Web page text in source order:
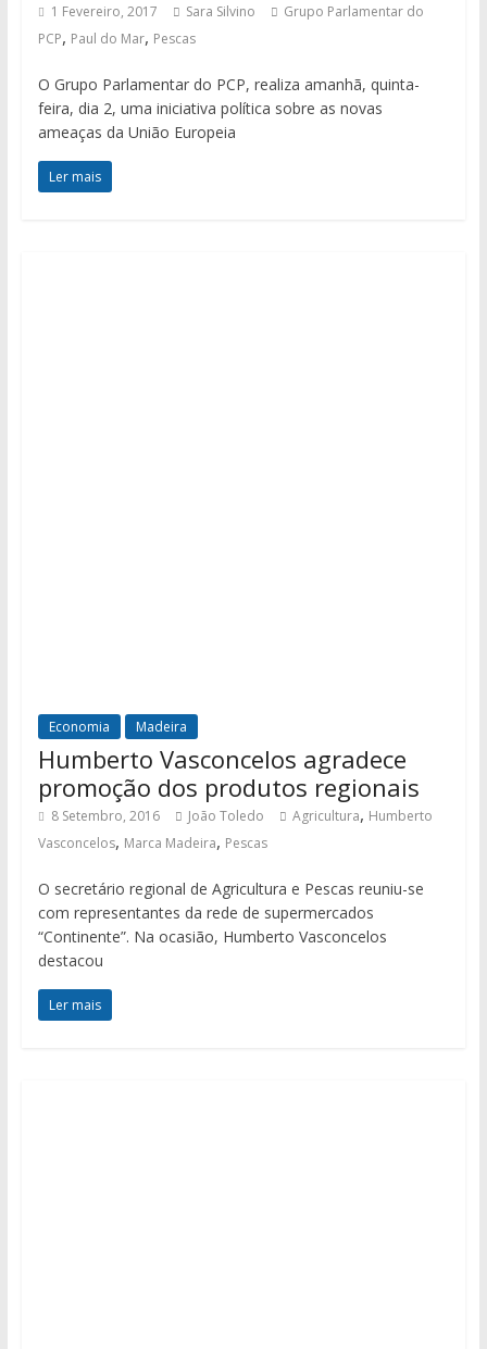
1 Fevereiro, 2017 Sara Silvino
Grupo Parlamentar do
PCP, Paul do Mar, Pescas
O Grupo Parlamentar do PCP, realiza amanhã, quinta-
feira, dia 2, uma iniciativa política sobre as novas
ameaças da União Europeia
Ler mais
Economia Madeira
Humberto Vasconcelos agradece
promoção dos produtos regionais
8 Setembro, 2016 João Toledo Agricultura, Humberto
Vasconcelos, Marca Madeira, Pescas
O secretário regional de Agricultura e Pescas reuniu-se
com representantes da rede de supermercados
“Continente”. Na ocasião, Humberto Vasconcelos
destacou
Ler mais